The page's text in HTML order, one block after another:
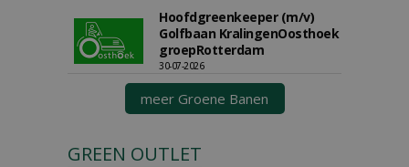
Hoofdgreenkeeper (m/v)
Golfbaan KralingenOosthoek
groepRotterdam
30-07-2026
meer Groene Banen
GREEN OUTLET